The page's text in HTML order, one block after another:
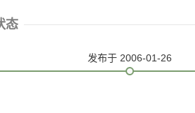
态
发布于 2006-01-26